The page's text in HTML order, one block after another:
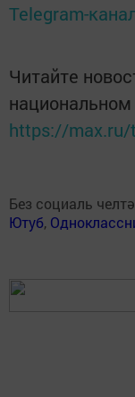
Telegram-
Читайте
https://max.ru/
Без социаль
Ютуб,